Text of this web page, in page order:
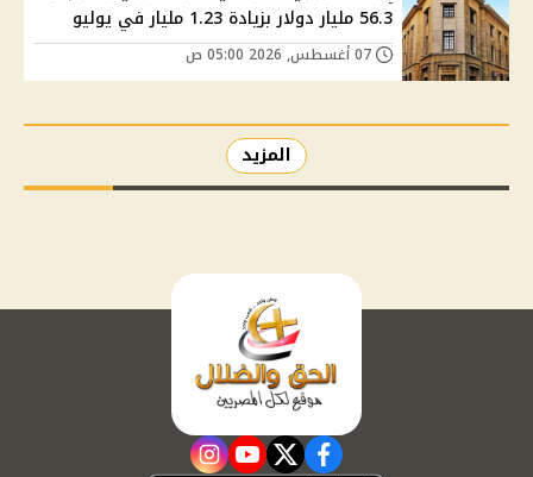
56.3 مليار دولار بزيادة 1.23 مليار في يوليو
المزيد
facebook
twitter
youtube
instagram